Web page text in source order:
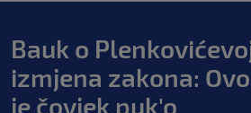
Bauk o
izmjena zakona:
je čovjek puk'o